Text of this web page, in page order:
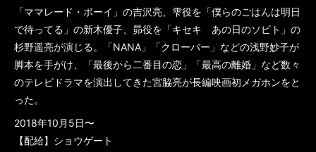
「ママレード・ボーイ」の吉沢亮、雫役を「僕らのごはんは明日
で待ってる」の新木優子、昴役を「キセキ あの日のソビト」の
杉野遥亮が演じる。「NANA」「クローバー」などの浅野妙子が
脚本を手がけ、「最後から二番目の恋」「最高の離婚」など数々
のテレビドラマを演出してきた宮脇亮が長編映画初メガホンをと
った。
2018年10月5日〜
【配給】ショウゲート